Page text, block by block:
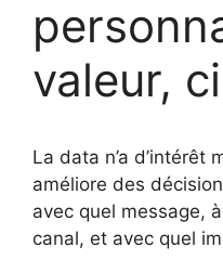
valeur,
La data n’a d’intérêt
améliore des
avec quel message,
canal, et avec quel